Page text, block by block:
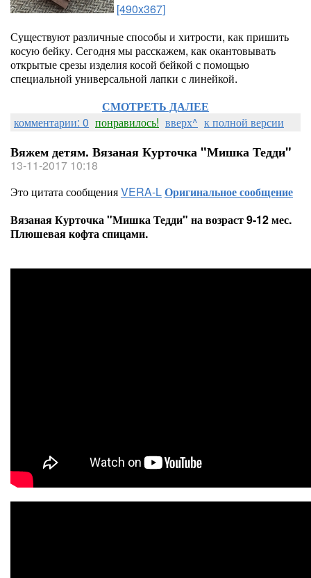
[490x367]
Существуют различные способы и хитрости, как пришить
косую бейку. Сегодня мы расскажем, как окантовывать
открытые срезы изделия косой бейкой с помощью
специальной универсальной лапки с линейкой.
СМОТРЕТЬ ДАЛЕЕ
комментарии: 0 понравилось! вверх^ к полной версии
Вяжем детям. Вязаная Курточка "Мишка Тедди"
13-11-2017 10:18
Это цитата сообщенияVERA-LОригинальное сообщение
Вязаная Курточка "Мишка Тедди" на возраст 9-12 мес.
Плюшевая кофта спицами.